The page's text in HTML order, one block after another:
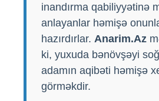
inandırma qabiliyyətinə
anlayanlar həmişə
hazırdırlar. Anarim.Az
ki, yuxuda bənövşəyi
adamın aqibəti həmişə
görməkdir.